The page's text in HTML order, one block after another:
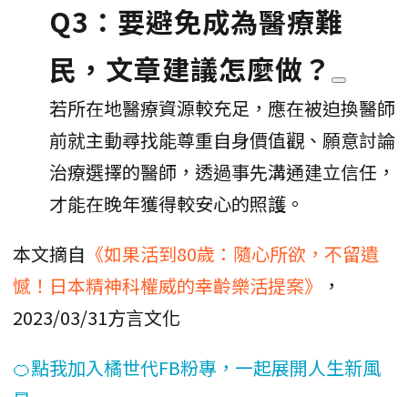
Q3：要避免成為醫療難
民，文章建議怎麼做？
若所在地醫療資源較充足，應在被迫換醫師
前就主動尋找能尊重自身價值觀、願意討論
治療選擇的醫師，透過事先溝通建立信任，
才能在晚年獲得較安心的照護。
本文摘自 《如果活到80歲：隨心所欲，不留遺
憾！日本精神科權威的幸齡樂活提案》
，
2023/03/31方言文化
🍊點我加入橘世代FB粉專，一起展開人生新風